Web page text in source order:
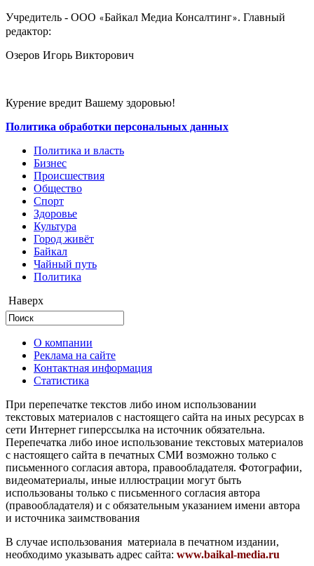
Учредитель - ООО «Байкал Медиа Консалтинг». Главный
редактор:
Озеров Игорь Викторович
Курение вредит Вашему здоровью!
Политика обработки персональных данных
Политика и власть
Бизнес
Происшествия
Общество
Cпорт
Здоровье
Культура
Город живёт
Байкал
Чайный путь
Политика
Наверх
О компании
Реклама на сайте
Контактная информация
Статистика
При перепечатке текстов либо ином использовании
текстовых материалов с настоящего сайта на иных ресурсах в
сети Интернет гиперссылка на источник обязательна.
Перепечатка либо иное использование текстовых материалов
с настоящего сайта в печатных СМИ возможно только с
письменного согласия автора, правообладателя. Фотографии,
видеоматериалы, иные иллюстрации могут быть
использованы только с письменного согласия автора
(правообладателя) и с обязательным указанием имени автора
и источника заимствования
В случае использования материала в печатном издании,
необходимо указывать адрес сайта: www.baikal-media.ru